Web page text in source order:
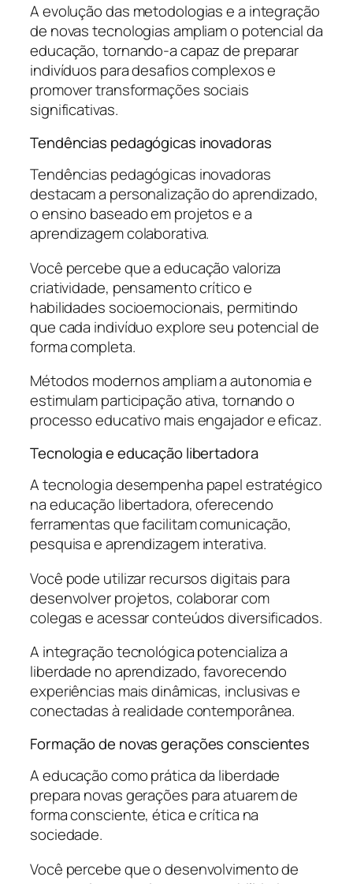
A evolução das metodologias e a integração
de novas tecnologias ampliam o potencial da
educação, tornando-a capaz de preparar
indivíduos para desafios complexos e
promover transformações sociais
significativas.
Tendências pedagógicas inovadoras
Tendências pedagógicas inovadoras
destacam a personalização do aprendizado,
o ensino baseado em projetos e a
aprendizagem colaborativa.
Você percebe que a educação valoriza
criatividade, pensamento crítico e
habilidades socioemocionais, permitindo
que cada indivíduo explore seu potencial de
forma completa.
Métodos modernos ampliam a autonomia e
estimulam participação ativa, tornando o
processo educativo mais engajador e eficaz.
Tecnologia e educação libertadora
A tecnologia desempenha papel estratégico
na educação libertadora, oferecendo
ferramentas que facilitam comunicação,
pesquisa e aprendizagem interativa.
Você pode utilizar recursos digitais para
desenvolver projetos, colaborar com
colegas e acessar conteúdos diversificados.
A integração tecnológica potencializa a
liberdade no aprendizado, favorecendo
experiências mais dinâmicas, inclusivas e
conectadas à realidade contemporânea.
Formação de novas gerações conscientes
A educação como prática da liberdade
prepara novas gerações para atuarem de
forma consciente, ética e crítica na
sociedade.
Você percebe que o desenvolvimento de